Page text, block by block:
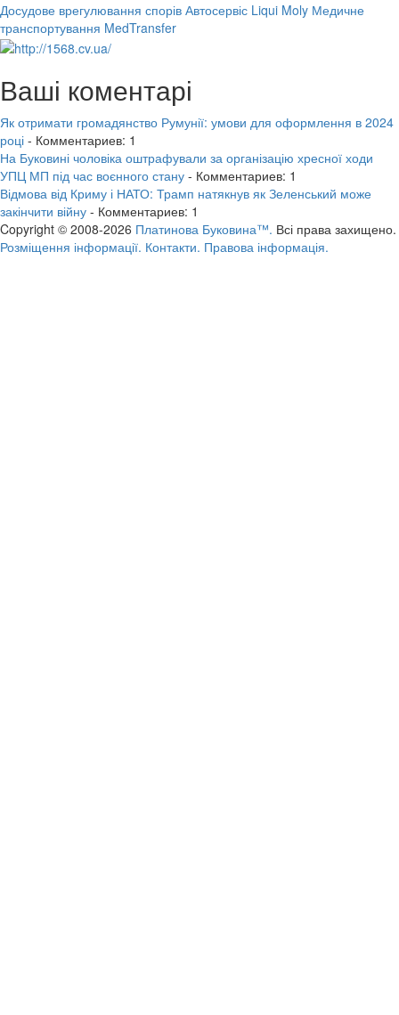
Досудове врегулювання спорів Автосервіс Liqui Moly Медичне
транспортування MedTransfer
Ваші коментарі
Як отримати громадянство Румунії: умови для оформлення в 2024
році - Комментариев: 1
На Буковині чоловіка оштрафували за організацію хресної ходи
УПЦ МП під час воєнного стану - Комментариев: 1
Відмова від Криму і НАТО: Трамп натякнув як Зеленський може
закінчити війну - Комментариев: 1
Copyright © 2008-2026 Платинова Буковина™. Всі права захищено.
Розміщення інформації. Контакти. Правова інформація.